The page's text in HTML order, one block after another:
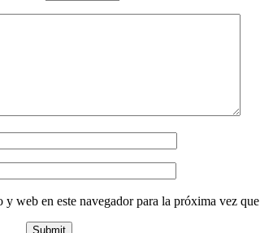
web en este navegador para la próxima vez